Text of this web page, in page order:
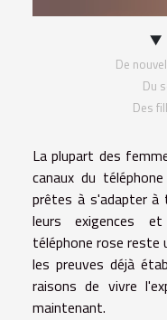
De
Du
Des
La plupart des
canaux du
prêtes à s'adapter à
leurs exigences
téléphone rose reste
les preuves déjà
raisons de vivre
maintenant.